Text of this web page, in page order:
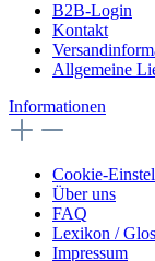
B2B-Login
Kontakt
Allgemeine
Informationen
Cookie-
Über uns
FAQ
Lexikon /
Impressum